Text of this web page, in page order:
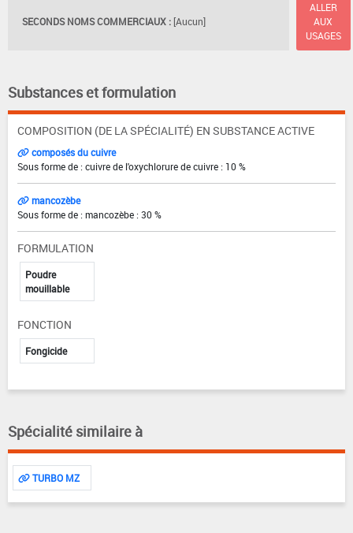
SECONDS NOMS COMMERCIAUX : [Aucun]
ALLER
AUX
USAGES
Substances et formulation
COMPOSITION (DE LA SPÉCIALITÉ) EN SUBSTANCE ACTIVE
composés du cuivre
Sous forme de : cuivre de l'oxychlorure de cuivre : 10 %
mancozèbe
Sous forme de : mancozèbe : 30 %
FORMULATION
Poudre
mouillable
FONCTION
Fongicide
Spécialité similaire à
TURBO MZ